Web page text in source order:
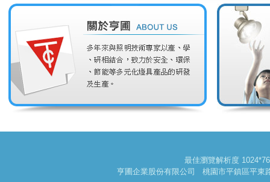
最佳瀏覽解析度
亨圃企業股份有限公司 桃園市平鎮區平東